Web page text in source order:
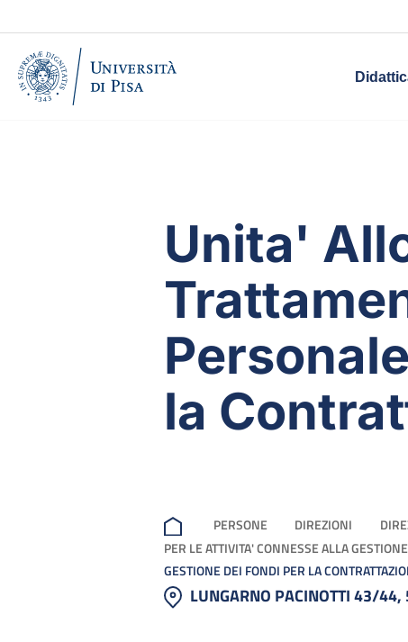
Unita'
la
PERSONE DIREZIONI
PER LE ATTIVITA' CONNESSE ALLA
GESTIONE DEI FONDI PER LA
LUNGARNO PACINOTTI 43/